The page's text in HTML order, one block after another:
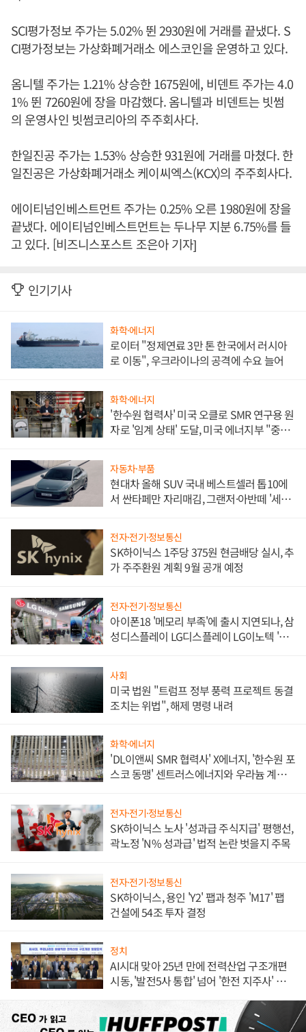
SCI평가정보 주가는 5.02% 뛴 2930원에 거래를 끝냈다. S
CI평가정보는 가상화폐거래소 에스코인을 운영하고 있다.
옴니텔 주가는 1.21% 상승한 1675원에, 비덴트 주가는 4.0
1% 뛴 7260원에 장을 마감했다. 옴니텔과 비덴트는 빗썸
의 운영사인 빗썸코리아의 주주회사다.
한일진공 주가는 1.53% 상승한 931원에 거래를 마쳤다. 한
일진공은 가상화폐거래소 케이씨엑스(KCX)의 주주회사다.
에이티넘인베스트먼트 주가는 0.25% 오른 1980원에 장을
끝냈다. 에이티넘인베스트먼트는 두나무 지분 6.75%를 들
고 있다. [비즈니스포스트 조은아 기자]
인기기사
화학·에너지
로이터 "정제연료 3만 톤 한국에서 러시아
로 이동", 우크라이나의 공격에 수요 늘어
화학·에너지
'한수원 협력사' 미국 오클로 SMR 연구용 원
자로 '임계 상태' 도달, 미국 에너지부 "중요
자동차·부품
현대차 올해 SUV 국내 베스트셀러 톱10에
서 싼타페만 자리매김, 그랜저·아반떼 '세단
전자·전기·정보통신
SK하이닉스 1주당 375원 현금배당 실시, 추
가 주주환원 계획 9월 공개 예정
전자·전기·정보통신
아이폰18 '메모리 부족'에 출시 지연되나, 삼
성디스플레이 LG디스플레이 LG이노텍 '탈
사회
미국 법원 "트럼프 정부 풍력 프로젝트 동결
조치는 위법", 해제 명령 내려
화학·에너지
'DL이앤씨 SMR 협력사' X에너지, '한수원 포
스코 동맹' 센트러스에너지와 우라늄 계약
전자·전기·정보통신
SK하이닉스 노사 '성과급 주식지급' 평행선,
곽노정 'N% 성과급' 법적 논란 벗을지 주목
전자·전기·정보통신
SK하이닉스, 용인 'Y2' 팹과 청주 'M17' 팹
건설에 54조 투자 결정
정치
AI시대 맞아 25년 만에 전력산업 구조개편
시동, '발전5사 통합' 넘어 '한전 지주사' 재편